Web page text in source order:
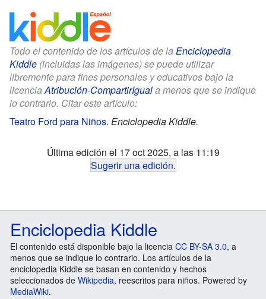
Todo el contenido de los artículos de la Enciclopedia
Kiddle (incluidas las imágenes) se puede utilizar
libremente para fines personales y educativos bajo la
licencia Atribución-CompartirIguala menos que se indique
lo contrario. Citar este artículo:
Teatro Ford para Niños. Enciclopedia Kiddle.
Última edición el 17 oct 2025, a las 11:19
Sugerir una edición.
Enciclopedia Kiddle
El contenido está disponible bajo la licencia CC BY-SA 3.0, a
menos que se indique lo contrario. Los artículos de la
enciclopedia Kiddle se basan en contenido y hechos
seleccionados de Wikipedia, reescritos para niños. Powered by
MediaWiki.